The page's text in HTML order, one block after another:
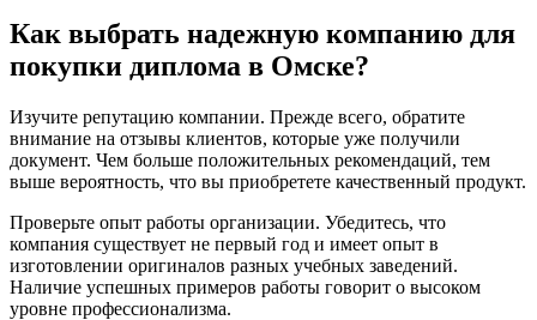
Как выбрать надежную компанию для
покупки диплома в Омске?
Изучите репутацию компании. Прежде всего, обратите
внимание на отзывы клиентов, которые уже получили
документ. Чем больше положительных рекомендаций, тем
выше вероятность, что вы приобретете качественный продукт.
Проверьте опыт работы организации. Убедитесь, что
компания существует не первый год и имеет опыт в
изготовлении оригиналов разных учебных заведений.
Наличие успешных примеров работы говорит о высоком
уровне профессионализма.